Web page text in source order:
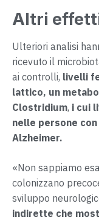
Altri
Ulteriori analisi
ricevuto il
ai controlli, livelli
lattico, un
Clostridium, i cui
nelle persone
Alzheimer.
«Non sappiamo
colonizzano
sviluppo
indirette che